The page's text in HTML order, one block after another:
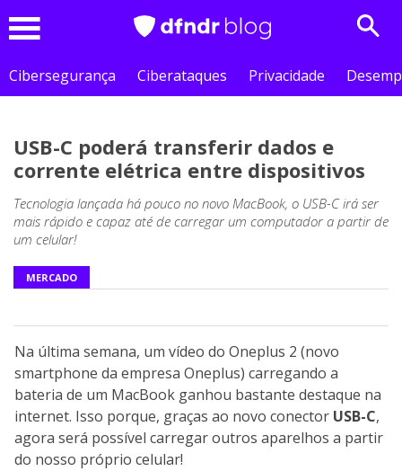
Cibersegurança
Ciberataques Privacidade
USB-C poderá transferir dados e
corrente elétrica entre dispositivos
Tecnologia lançada há pouco no novo MacBook, o USB-C irá ser
mais rápido e capaz até de carregar um computador a partir de
um celular!
MERCADO
Na última semana, um vídeo do Oneplus 2 (novo
smartphone da empresa Oneplus) carregando a
bateria de um MacBook ganhou bastante destaque na
internet. Isso porque, graças ao novo conector USB-C,
agora será possível carregar outros aparelhos a partir
do nosso próprio celular!